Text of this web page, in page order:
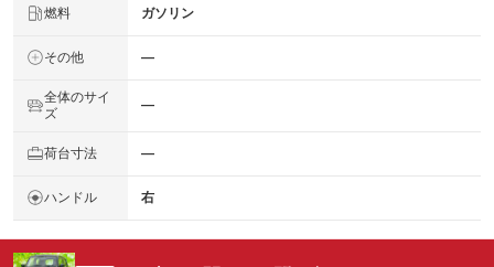
燃料 ガソリン
その他 ―
全体のサイ
ズ
―
荷台寸法 ―
ハンドル 右